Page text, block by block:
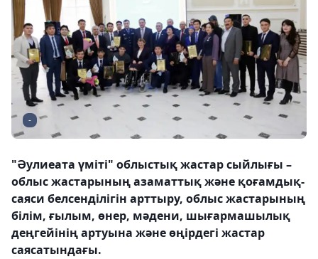
-
"Әулиеата үміті" облыстық жастар сыйлығы –
облыс жастарының азаматтық және қоғамдық-
саяси белсенділігін арттыру, облыс жастарының
білім, ғылым, өнер, мәдени, шығармашылық
деңгейінің артуына және өңірдегі жастар
саясатындағы.